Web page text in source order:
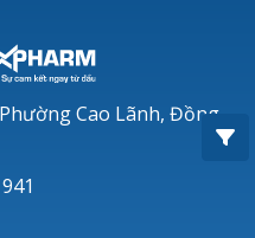
Cao Lãnh, Đồng